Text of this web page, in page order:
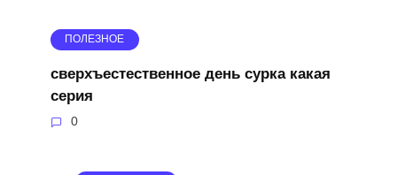
ПОЛЕЗНОЕ
сверхъестественное день сурка какая
серия
0